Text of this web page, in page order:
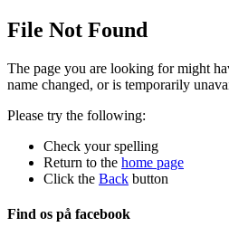
File Not Found
The page you are looking for might
name changed, or is temporarily
Please try the following:
Check your spelling
Return to the home page
Click the Back button
Find os på facebook